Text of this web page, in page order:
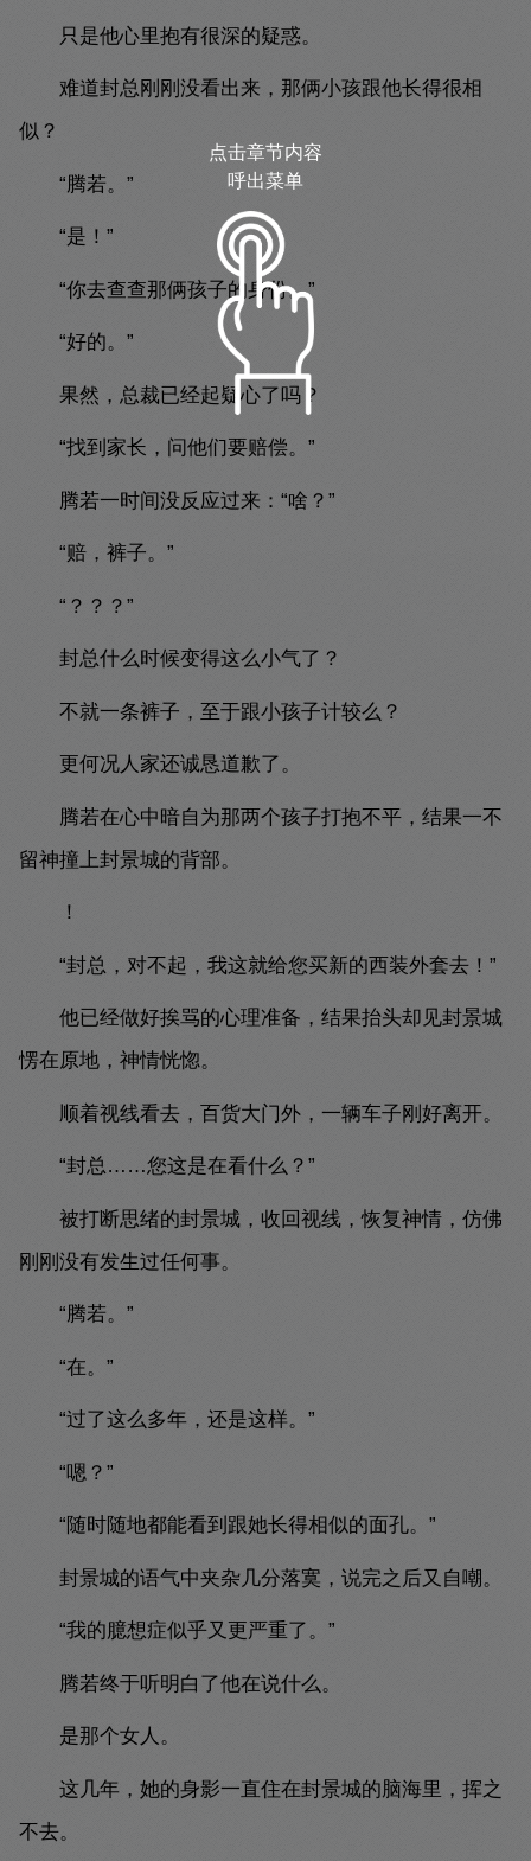
只是他心里抱有很深的疑惑。
难道封总刚刚没看出来，那俩小孩跟他长得很相
似？
“腾若。”
“是！”
“你去查查那俩孩子的身份。”
“好的。”
果然，总裁已经起疑心了吗？
“找到家长，问他们要赔偿。”
腾若一时间没反应过来：“啥？”
“赔，裤子。”
“？？？”
封总什么时候变得这么小气了？
不就一条裤子，至于跟小孩子计较么？
更何况人家还诚恳道歉了。
腾若在心中暗自为那两个孩子打抱不平，结果一不
留神撞上封景城的背部。
！
“封总，对不起，我这就给您买新的西装外套去！”
他已经做好挨骂的心理准备，结果抬头却见封景城
愣在原地，神情恍惚。
顺着视线看去，百货大门外，一辆车子刚好离开。
“封总……您这是在看什么？”
被打断思绪的封景城，收回视线，恢复神情，仿佛
刚刚没有发生过任何事。
“腾若。”
“在。”
“过了这么多年，还是这样。”
“嗯？”
“随时随地都能看到跟她长得相似的面孔。”
封景城的语气中夹杂几分落寞，说完之后又自嘲。
“我的臆想症似乎又更严重了。”
腾若终于听明白了他在说什么。
是那个女人。
这几年，她的身影一直住在封景城的脑海里，挥之
不去。
点击章节内容
呼出菜单